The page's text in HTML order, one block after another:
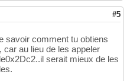
#5
savoir comment tu obtiens
au lieu de les appeler
serait mieux de les